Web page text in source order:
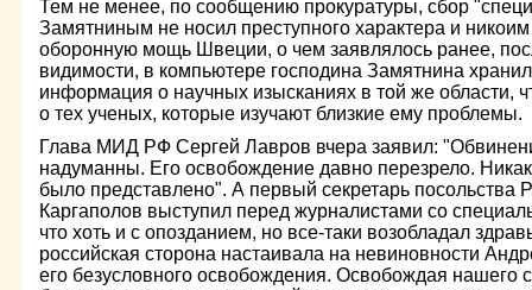
Тем не менее, по сообщению прокуратуры, сбор
Замятниным не носил преступного характера и
оборонную мощь Швеции, о чем заявлялось ранее,
видимости, в компьютере господина Замятнина
информация о научных изысканиях в той же области,
о тех ученых, которые изучают близкие ему проблемы.
Глава МИД РФ Сергей Лавров вчера заявил:
надуманны. Его освобождение давно перезрело.
было представлено". А первый секретарь посольства
Каргаполов выступил перед журналистами со
что хоть и с опозданием, но все-таки возобладал
российская сторона настаивала на невиновности
его безусловного освобождения. Освобождая нашего